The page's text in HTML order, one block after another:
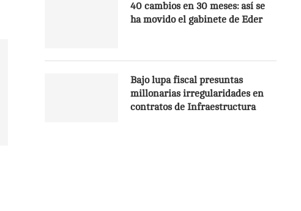
40 cambios en 30 meses: así se
ha movido el gabinete de Eder
Bajo lupa fiscal presuntas
millonarias irregularidades en
contratos de Infraestructura